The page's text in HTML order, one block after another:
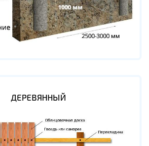
ДЕРЕВЯННЫЙ